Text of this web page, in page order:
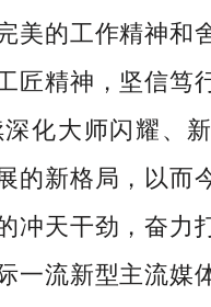
美的工作精神和
匠精神，坚信笃
化大师闪耀、
的新格局，以而
冲天干劲，奋力
一流新型主流媒